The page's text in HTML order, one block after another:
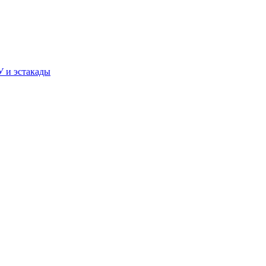
и эстакады